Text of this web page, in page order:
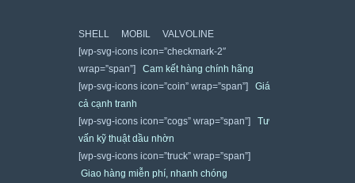
SHELL MOBIL VALVOLINE
[wp-svg-icons icon=”checkmark-2″
wrap=”span”] Cam kết hàng chính hãng
[wp-svg-icons icon=”coin” wrap=”span”] Giá
cả cạnh tranh
[wp-svg-icons icon=”cogs” wrap=”span”] Tư
vấn kỹ thuật dầu nhờn
[wp-svg-icons icon=”truck” wrap=”span”]
Giao hàng miễn phí, nhanh chóng